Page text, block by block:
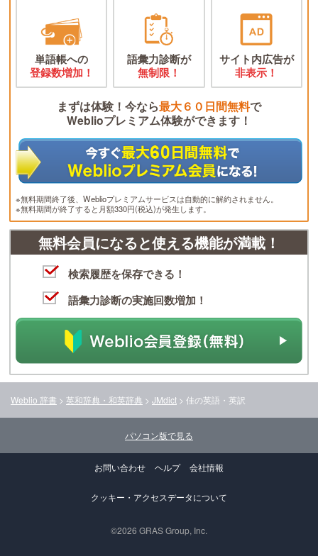
単語帳への
登録数増加！
語彙力診断が
無制限！
サイト内広告が
非表示！
まずは体験！今なら最大６０日間無料で
Weblioプレミアム体験ができます！
※無料期間終了後、Weblioプレミアムサービスは自動的に解約されません。
※無料期間が終了すると月額330円(税込)が発生します。
無料会員になると使える機能が満載！
検索履歴を保存できる！
語彙力診断の実施回数増加！
Weblio 辞書 > 英和辞典・和英辞典 > JMdict > 佳の英語・英訳
パソコン版で見る
お問い合わせ ヘルプ 会社情報
クッキー・アクセスデータについて
©2026 GRAS Group, Inc.